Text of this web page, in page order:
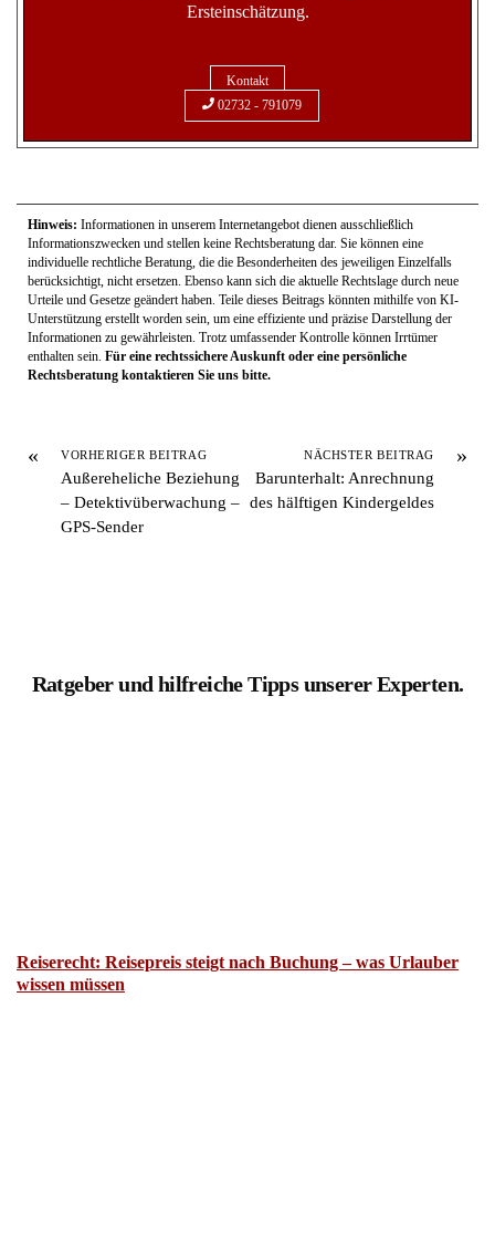
Ersteinschätzung.
Kontakt
02732 - 791079
Hinweis: Informationen in unserem Internetangebot dienen ausschließlich
Informationszwecken und stellen keine Rechtsberatung dar. Sie können eine
individuelle rechtliche Beratung, die die Besonderheiten des jeweiligen Einzelfalls
berücksichtigt, nicht ersetzen. Ebenso kann sich die aktuelle Rechtslage durch neue
Urteile und Gesetze geändert haben. Teile dieses Beitrags könnten mithilfe von KI-
Unterstützung erstellt worden sein, um eine effiziente und präzise Darstellung der
Informationen zu gewährleisten. Trotz umfassender Kontrolle können Irrtümer
enthalten sein. Für eine rechtssichere Auskunft oder eine persönliche
Rechtsberatung kontaktieren Sie uns bitte.
« VORHERIGER BEITRAG
Außereheliche Beziehung
– Detektivüberwachung –
GPS-Sender
»
NÄCHSTER BEITRAG
Barunterhalt: Anrechnung
des hälftigen Kindergeldes
Ratgeber und hilfreiche Tipps unserer Experten.
Reiserecht: Reisepreis steigt nach Buchung – was Urlauber
wissen müssen